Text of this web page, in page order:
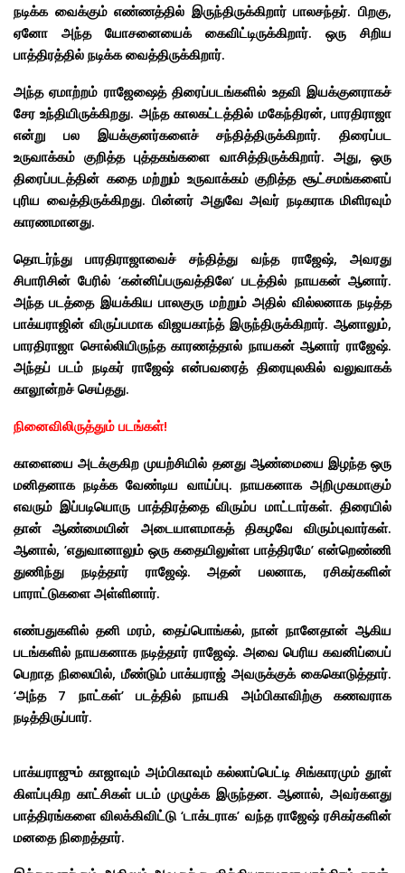
நடிக்க வைக்கும் எண்ணத்தில் இருந்திருக்கிறார் பாலசந்தர். பிறகு,
ஏனோ அந்த யோசனையைக் கைவிட்டிருக்கிறார். ஒரு சிறிய
பாத்திரத்தில் நடிக்க வைத்திருக்கிறார்.
அந்த ஏமாற்றம் ராஜேஷைத் திரைப்படங்களில் உதவி இயக்குனராகச்
சேர உந்தியிருக்கிறது. அந்த காலகட்டத்தில் மகேந்திரன், பாரதிராஜா
என்று பல இயக்குனர்களைச் சந்தித்திருக்கிறார். திரைப்பட
உருவாக்கம் குறித்த புத்தகங்களை வாசித்திருக்கிறார். அது, ஒரு
திரைப்படத்தின் கதை மற்றும் உருவாக்கம் குறித்த சூட்சமங்களைப்
புரிய வைத்திருக்கிறது. பின்னர் அதுவே அவர் நடிகராக மிளிரவும்
காரணமானது.
தொடர்ந்து பாரதிராஜாவைச் சந்தித்து வந்த ராஜேஷ், அவரது
சிபாரிசின் பேரில் ‘கன்னிப்பருவத்திலே’ படத்தில் நாயகன் ஆனார்.
அந்த படத்தை இயக்கிய பாலகுரு மற்றும் அதில் வில்லனாக நடித்த
பாக்யராஜின் விருப்பமாக விஜயகாந்த் இருந்திருக்கிறார். ஆனாலும்,
பாரதிராஜா சொல்லியிருந்த காரணத்தால் நாயகன் ஆனார் ராஜேஷ்.
அந்தப் படம் நடிகர் ராஜேஷ் என்பவரைத் திரையுலகில் வலுவாகக்
காலூன்றச் செய்தது.
நினைவிலிருத்தும் படங்கள்!
காளையை அடக்குகிற முயற்சியில் தனது ஆண்மையை இழந்த ஒரு
மனிதனாக நடிக்க வேண்டிய வாய்ப்பு. நாயகனாக அறிமுகமாகும்
எவரும் இப்படியொரு பாத்திரத்தை விரும்ப மாட்டார்கள். திரையில்
தான் ஆண்மையின் அடையாளமாகத் திகழவே விரும்புவார்கள்.
ஆனால், ’எதுவானாலும் ஒரு கதையிலுள்ள பாத்திரமே’ என்றெண்ணி
துணிந்து நடித்தார் ராஜேஷ். அதன் பலனாக, ரசிகர்களின்
பாராட்டுகளை அள்ளினார்.
எண்பதுகளில் தனி மரம், தைப்பொங்கல், நான் நானேதான் ஆகிய
படங்களில் நாயகனாக நடித்தார் ராஜேஷ். அவை பெரிய கவனிப்பைப்
பெறாத நிலையில், மீண்டும் பாக்யராஜ் அவருக்குக் கைகொடுத்தார்.
‘அந்த 7 நாட்கள்’ படத்தில் நாயகி அம்பிகாவிற்கு கணவராக
நடித்திருப்பார்.
பாக்யராஜும் காஜாவும் அம்பிகாவும் கல்லாப்பெட்டி சிங்காரமும் தூள்
கிளப்புகிற காட்சிகள் படம் முழுக்க இருந்தன. ஆனால், அவர்களது
பாத்திரங்களை விலக்கிவிட்டு ‘டாக்டராக’ வந்த ராஜேஷ் ரசிகர்களின்
மனதை நிறைத்தார்.